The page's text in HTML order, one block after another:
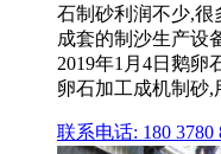
石制砂利润不少,很
成套的制沙生产设
2019年1月4日鹅卵
卵石加工成机制砂,
联系电话: 180 3780